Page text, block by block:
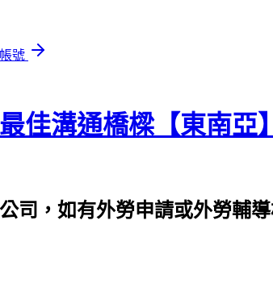
號
佳溝通橋樑【東南亞】
司，如有外勞申請或外勞輔